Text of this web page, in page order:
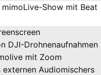
mimoLive-Show mit Beat
DJI-Drohnenaufnahmen
mit Zoom
externen Audiomischers